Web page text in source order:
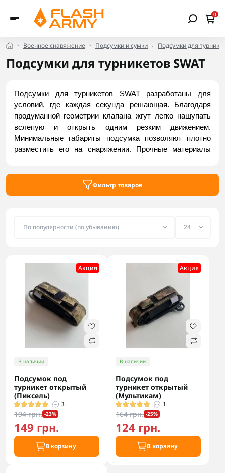
0
Военное снаряжение Подсумки и сумки Подсумки для
Подсумки для турникетов SWAT
Подсумки для турникетов SWAT разработаны для
условий, где каждая секунда решающая. Благодаря
продуманной геометрии клапана жгут легко нащупать
вслепую и открыть одним резким движением.
Минимальные габариты подсумка позволяют плотно
разместить его на снаряжении. Прочные материалы
системе MOLLE подсумок жестко и без люфта садится
Фильтр товаров
Акция
В наличии
Подсумок под
турникет открытый
(Пиксель)
3
194 грн. -23%
149 грн.
В корзину
Акция
В наличии
Подсумок под
турникет открытый
(Мультикам)
1
164 грн. -25%
124 грн.
В корзину